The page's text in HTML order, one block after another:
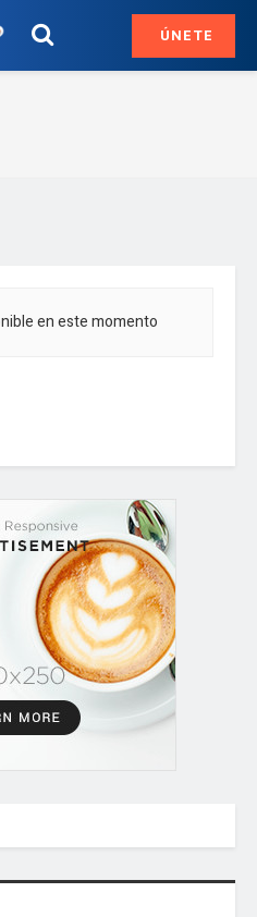
ÚNETE
en este momento